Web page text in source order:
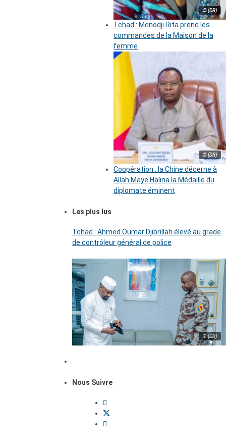
© (DR)
Tchad : Menodji Rita prend les
commandes de la Maison de la
femme
© (DR)
Coopération : la Chine décerne à
Allah Maye Halina la Médaille du
diplomate éminent
Les plus lus
Tchad : Ahmed Oumar Djibrillah élevé au grade
de contrôleur général de police
© (DR)
Nous Suivre